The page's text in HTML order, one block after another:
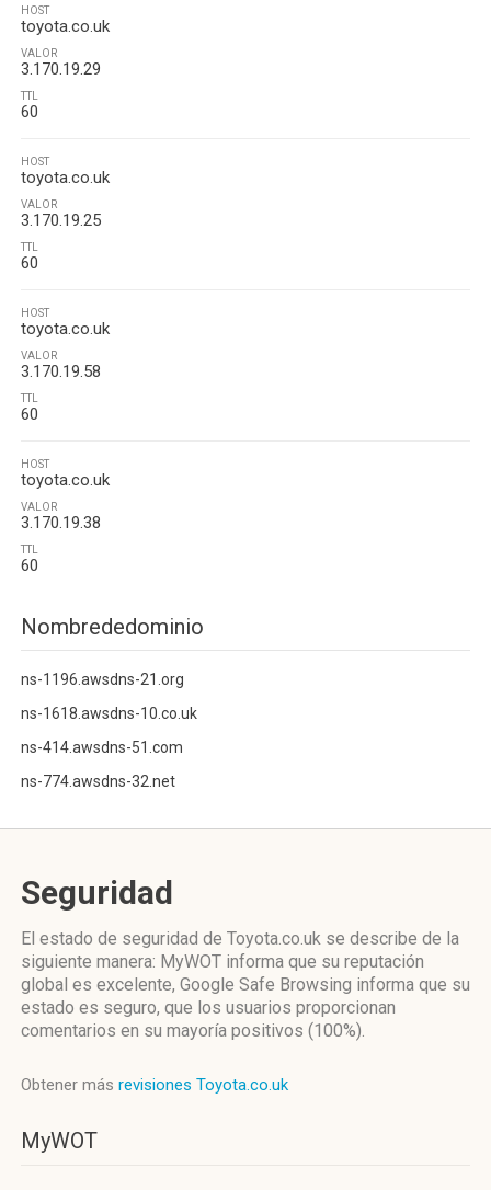
HOST
toyota.co.uk
VALOR
3.170.19.29
TTL
60
HOST
toyota.co.uk
VALOR
3.170.19.25
TTL
60
HOST
toyota.co.uk
VALOR
3.170.19.58
TTL
60
HOST
toyota.co.uk
VALOR
3.170.19.38
TTL
60
Nombrededominio
ns-1196.awsdns-21.org
ns-1618.awsdns-10.co.uk
ns-414.awsdns-51.com
ns-774.awsdns-32.net
Seguridad
El estado de seguridad de Toyota.co.uk se describe de la
siguiente manera: MyWOT informa que su reputación
global es excelente, Google Safe Browsing informa que su
estado es seguro, que los usuarios proporcionan
comentarios en su mayoría positivos (100%).
Obtener más revisiones Toyota.co.uk
MyWOT